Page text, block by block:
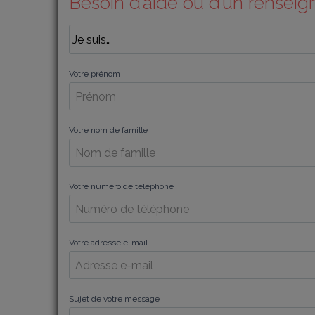
Votre prénom
Votre nom de famille
Votre numéro de téléphone
Votre adresse e-mail
Sujet de votre message